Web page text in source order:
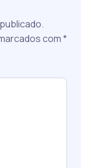
com*